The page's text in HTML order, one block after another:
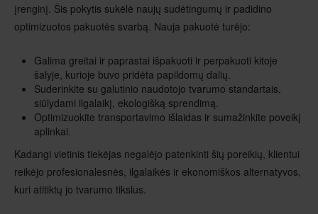
įrenginį. Šis pokytis sukėlė naujų sudėtingumų ir padidino
optimizuotos pakuotės svarbą. Nauja pakuotė turėjo:
Galima greitai ir paprastai išpakuoti ir perpakuoti kitoje
šalyje, kurioje buvo pridėta papildomų dalių.
Suderinkite su galutinio naudotojo tvarumo standartais,
siūlydami ilgalaikį, ekologišką sprendimą.
Optimizuokite transportavimo išlaidas ir sumažinkite poveikį
aplinkai.
Kadangi vietinis tiekėjas negalėjo patenkinti šių poreikių, klientui
reikėjo profesionalesnės, ilgalaikės ir ekonomiškos alternatyvos,
kuri atitiktų jo tvarumo tikslus.